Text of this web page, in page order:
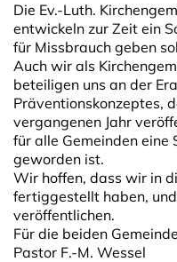
Die Ev.-Luth.
entwickeln zur Zeit ein
für Missbrauch geben
Auch wir als
beteiligen uns an der
Präventionskonzeptes,
vergangenen Jahr
für alle Gemeinden
geworden ist.
Wir hoffen, dass wir in
fertiggestellt haben,
veröffentlichen.
Für die beiden
Pastor F.-M. Wessel